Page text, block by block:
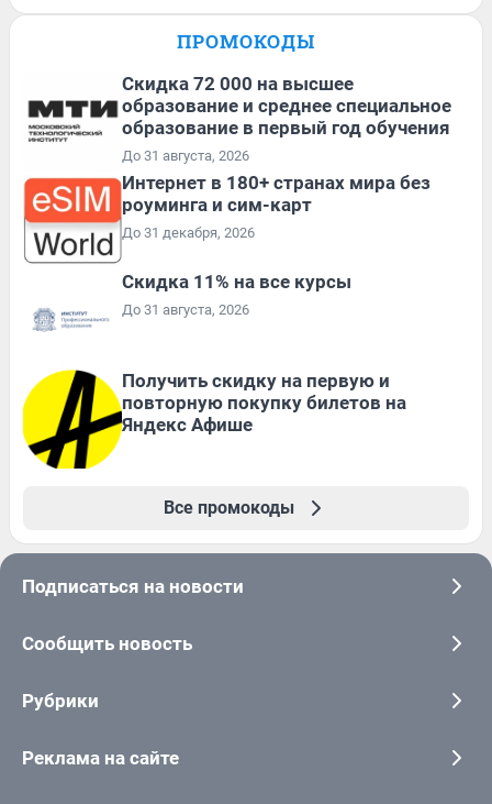
ПРОМОКОДЫ
Скидка 72 000 на высшее
образование и среднее специальное
образование в первый год обучения
До 31 августа, 2026
Интернет в 180+ странах мира без
роуминга и сим-карт
До 31 декабря, 2026
Скидка 11% на все курсы
До 31 августа, 2026
Получить скидку на первую и
повторную покупку билетов на
Яндекс Афише
Все промокоды
Подписаться на новости
Сообщить новость
Рубрики
Реклама на сайте